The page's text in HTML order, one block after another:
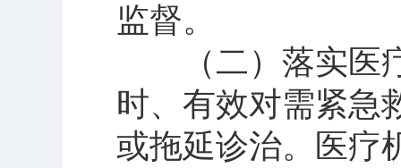
监督。
（二）落实医疗
时、有效对需紧急
或拖延诊治。医疗